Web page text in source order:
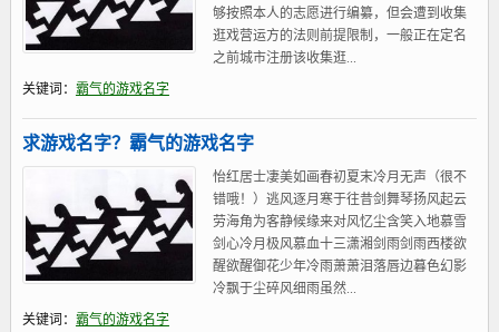
够按照本人的志愿进行编纂，但会遭到收集
逛戏营运方的法则前提限制，一般正在定名
之前城市注册该收集逛...
关键词： 霸气的游戏名字
求游戏名字？霸气的游戏名字
怡红居士凄美如画春初夏末冷月无声（很不
错哦！）逃风逐月寒于往昔剑舞琴扬风起云
劳海角为客静候缘来对风忆尘含笑入地慕雪
剑心冷月极风慕血十三潇湘剑雨剑雨西楼欲
醒欲醒御花少年冷雨萧萧泪落唇边暮色幻影
冷飘于尘碎风细雨虽然...
关键词： 霸气的游戏名字